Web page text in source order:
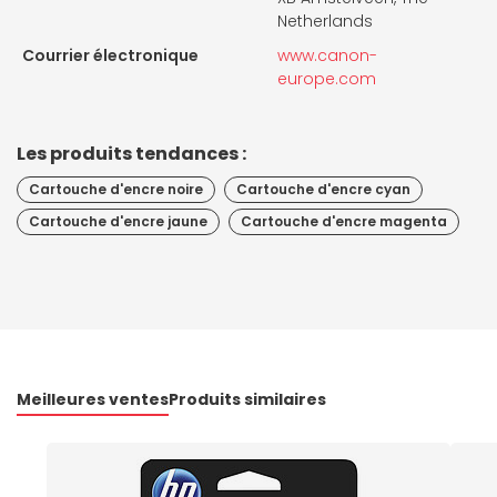
Netherlands
Courrier électronique
www.canon-
europe.com
Les produits tendances :
Cartouche d'encre noire
Cartouche d'encre cyan
Cartouche d'encre jaune
Cartouche d'encre magenta
Meilleures ventesProduits similaires